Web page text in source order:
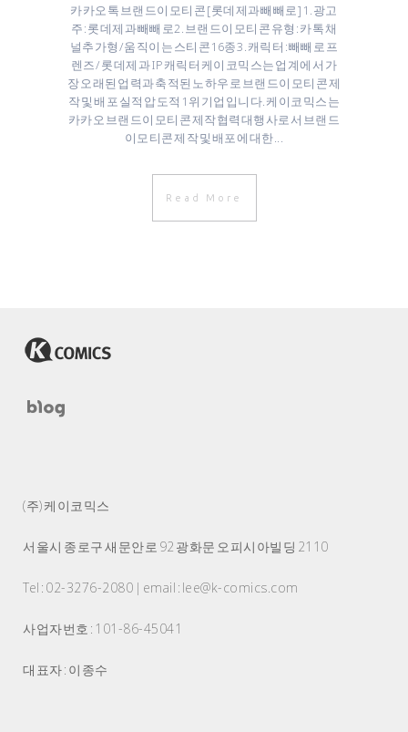
카카오톡 브랜드이모티콘 [ 롯데제과 빼빼로 ] 1. 광고
주 : 롯데제과 빼빼로 ​2. 브랜드이모티콘 유형 : 카톡 채
널추가형/움직이는 스티콘16종 3. 캐릭터 : 빼빼로 프
렌즈 / 롯데제과 IP캐릭터 케이코믹스는 업계에서 가
장 오래된 업력과 축적된 노하우로 브랜드이모티콘 제
작 및 배포 실적 압도적 1위 기업입니다. 케이코믹스는
카카오 브랜드이모티콘 제작협력대행사로서 브랜드
이모티콘 제작 및 배포에 대한...
Read More
(주) 케이코믹스
서울시 종로구 새문안로 92 광화문 오피시아빌딩 2110
Tel : 02-3276-2080 | email : lee@k-comics.com
사업자번호 : 101-86-45041
대표자 : 이종수